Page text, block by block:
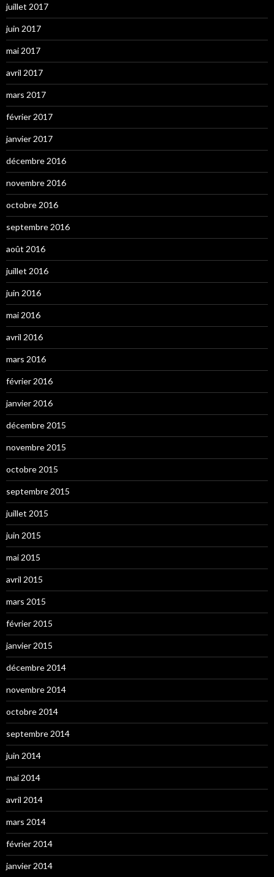
juillet 2017
juin 2017
mai 2017
avril 2017
mars 2017
février 2017
janvier 2017
décembre 2016
novembre 2016
octobre 2016
septembre 2016
août 2016
juillet 2016
juin 2016
mai 2016
avril 2016
mars 2016
février 2016
janvier 2016
décembre 2015
novembre 2015
octobre 2015
septembre 2015
juillet 2015
juin 2015
mai 2015
avril 2015
mars 2015
février 2015
janvier 2015
décembre 2014
novembre 2014
octobre 2014
septembre 2014
juin 2014
mai 2014
avril 2014
mars 2014
février 2014
janvier 2014